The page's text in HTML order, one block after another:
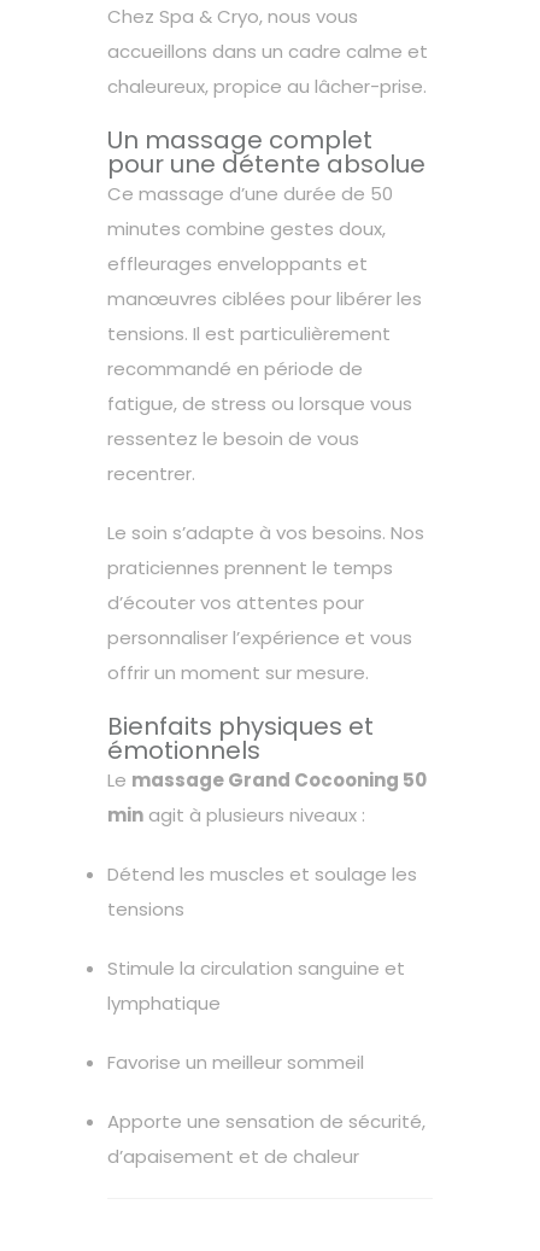
Chez Spa & Cryo, nous vous
accueillons dans un cadre calme et
chaleureux, propice au lâcher-prise.
Un massage complet
pour une détente absolue
Ce massage d’une durée de 50
minutes combine gestes doux,
effleurages enveloppants et
manœuvres ciblées pour libérer les
tensions. Il est particulièrement
recommandé en période de
fatigue, de stress ou lorsque vous
ressentez le besoin de vous
recentrer.
Le soin s’adapte à vos besoins. Nos
praticiennes prennent le temps
d’écouter vos attentes pour
personnaliser l’expérience et vous
offrir un moment sur mesure.
Bienfaits physiques et
émotionnels
Le massage Grand Cocooning 50
min agit à plusieurs niveaux :
Détend les muscles et soulage les
tensions
Stimule la circulation sanguine et
lymphatique
Favorise un meilleur sommeil
Apporte une sensation de sécurité,
d’apaisement et de chaleur